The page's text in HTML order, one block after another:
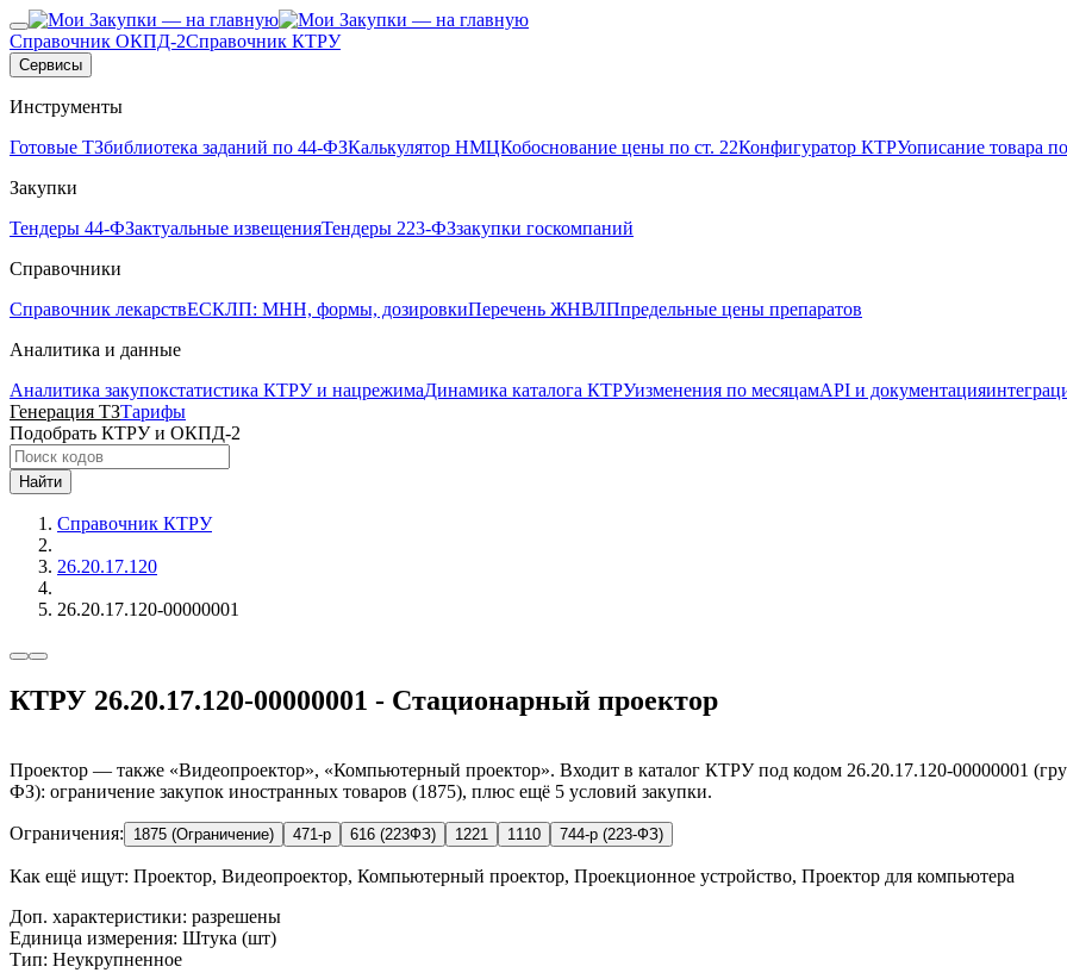
Справочник ОКПД-2Справочник КТРУ
Сервисы
Инструменты
Готовые ТЗбиблиотека заданий по 44-ФЗКалькулятор НМЦКобоснование цены по ст. 22Конфигуратор КТРУописание товара
Закупки
Тендеры 44-ФЗактуальные извещенияТендеры 223-ФЗзакупки госкомпаний
Справочники
Справочник лекарствЕСКЛП: МНН, формы, дозировкиПеречень ЖНВЛПпредельные цены препаратов
Аналитика и данные
Аналитика закупокстатистика КТРУ и нацрежимаДинамика каталога КТРУизменения по месяцамAPI и документация
Генерация ТЗТарифы
Подобрать КТРУ и ОКПД-2
Найти
Справочник КТРУ
26.20.17.120
26.20.17.120-00000001
КТРУ 26.20.17.120-00000001 - Стационарный проектор
Проектор — также «Видеопроектор», «Компьютерный проектор». Входит в каталог КТРУ под кодом 26.20.17.120-00000001
ФЗ): ограничение закупок иностранных товаров (1875), плюс ещё 5 условий закупки.
Ограничения: 1875 (Ограничение) 471-р 616 (223ФЗ) 1221 1110 744-р (223-ФЗ)
Как ещё ищут: Проектор, Видеопроектор, Компьютерный проектор, Проекционное устройство, Проектор для компьютера
Доп. характеристики: разрешены
Единица измерения: Штука (шт)
Тип: Неукрупненное